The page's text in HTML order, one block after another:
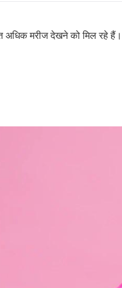
अधिक मरीज देखने को मिल